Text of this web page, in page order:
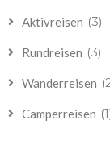
Aktivreisen (3)
Rundreisen (3)
Wanderreisen
Camperreisen